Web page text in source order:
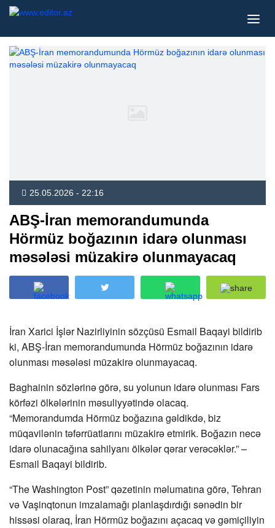
25.05.2026 - 22:16
ABŞ-İran memorandumunda
Hörmüz boğazının idarə olunması
məsələsi müzakirə olunmayacaq
İran Xarici İşlər Nazirliyinin sözçüsü Esmail Baqayi bildirib
ki, ABŞ-İran memorandumunda Hörmüz boğazının idarə
olunması məsələsi müzakirə olunmayacaq.
Baghainin sözlərinə görə, su yolunun idarə olunması Fars
körfəzi ölkələrinin məsuliyyətində olacaq.
“Memorandumda Hörmüz boğazına gəldikdə, biz
müqavilənin təfərrüatlarını müzakirə etmirik. Boğazın necə
idarə olunacağına sahilyanı ölkələr qərar verəcəklər.” –
Esmail Baqayi bildirib.
“The Washington Post” qəzetinin məlumatına görə, Tehran
və Vaşinqtonun imzalamağı planlaşdırdığı sənədin bir
hissəsi olaraq, İran Hörmüz boğazını açacaq və gəmiçiliyin